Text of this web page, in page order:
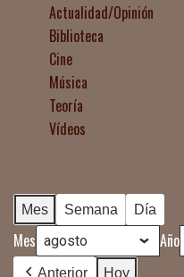
Actualidad/Opinión
Biblioteca
Cine
Música
Teoría
Vídeos
Mes Semana Día
Mes Año
Anterior Hoy